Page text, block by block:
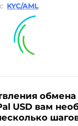
KYC/AML.
обмена
USD вам